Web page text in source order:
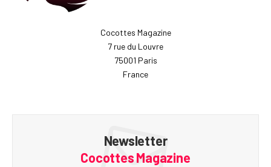
Cocottes Magazine
7 rue du Louvre
75001 Paris
France
Newsletter
Cocottes Magazine